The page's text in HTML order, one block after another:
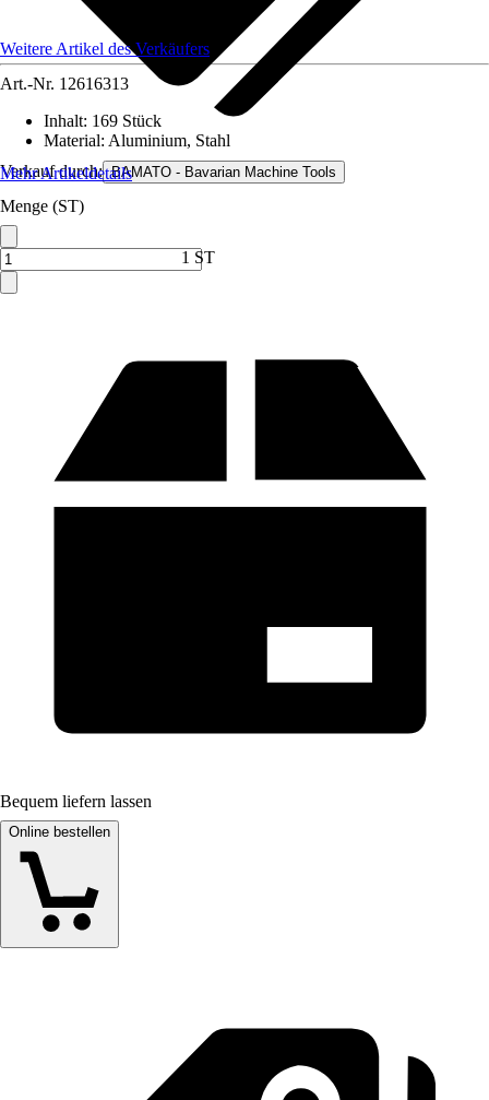
Verkauf durch: BAMATO - Bavarian Machine Tools
Weitere Artikel des Verkäufers
Art.-Nr. 12616313
Inhalt: 169 Stück
Material: Aluminium, Stahl
Mehr Artikeldetails
Menge (ST)
1 ST
Bequem liefern lassen
Online bestellen